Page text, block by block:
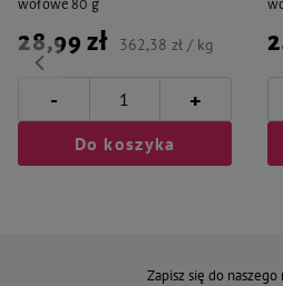
wołowe 80 g
28,99 zł 362,38 zł / kg
- +
Do koszyka
Zapisz się do